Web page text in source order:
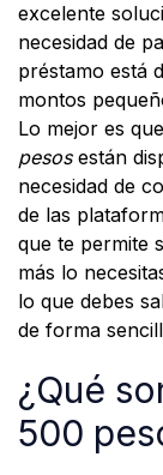
excelente
necesidad de
préstamo está
montos
Lo mejor es
pesosestán
necesidad de
de las
que te permite
más lo
lo que debes
de forma
¿Qué
500